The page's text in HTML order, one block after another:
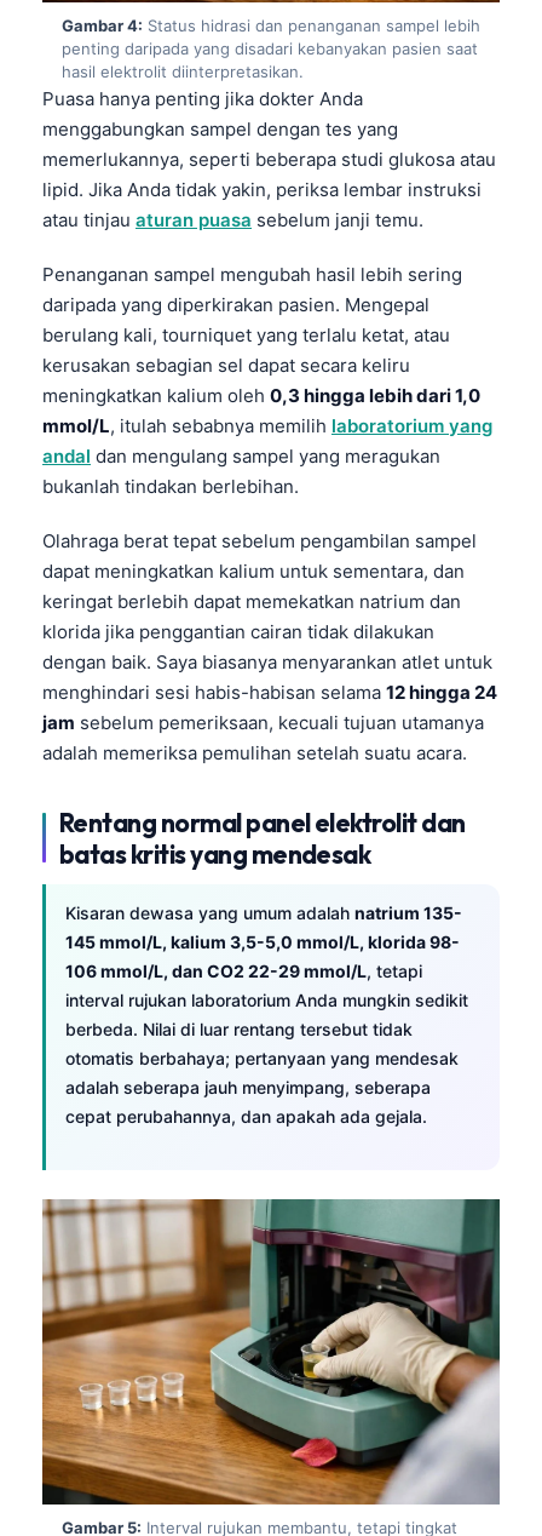
Gambar 4: Status hidrasi dan penanganan sampel lebih
penting daripada yang disadari kebanyakan pasien saat
hasil elektrolit diinterpretasikan.
Puasa hanya penting jika dokter Anda
menggabungkan sampel dengan tes yang
memerlukannya, seperti beberapa studi glukosa atau
lipid. Jika Anda tidak yakin, periksa lembar instruksi
atau tinjau aturan puasa sebelum janji temu.
Penanganan sampel mengubah hasil lebih sering
daripada yang diperkirakan pasien. Mengepal
berulang kali, tourniquet yang terlalu ketat, atau
kerusakan sebagian sel dapat secara keliru
meningkatkan kalium oleh 0,3 hingga lebih dari 1,0
mmol/L, itulah sebabnya memilih laboratorium yang
andal dan mengulang sampel yang meragukan
bukanlah tindakan berlebihan.
Olahraga berat tepat sebelum pengambilan sampel
dapat meningkatkan kalium untuk sementara, dan
keringat berlebih dapat memekatkan natrium dan
klorida jika penggantian cairan tidak dilakukan
dengan baik. Saya biasanya menyarankan atlet untuk
menghindari sesi habis-habisan selama 12 hingga 24
jam sebelum pemeriksaan, kecuali tujuan utamanya
adalah memeriksa pemulihan setelah suatu acara.
Rentang normal panel elektrolit dan
batas kritis yang mendesak
Kisaran dewasa yang umum adalah natrium 135-
145 mmol/L, kalium 3,5-5,0 mmol/L, klorida 98-
106 mmol/L, dan CO2 22-29 mmol/L, tetapi
interval rujukan laboratorium Anda mungkin sedikit
berbeda. Nilai di luar rentang tersebut tidak
otomatis berbahaya; pertanyaan yang mendesak
adalah seberapa jauh menyimpang, seberapa
cepat perubahannya, dan apakah ada gejala.
Gambar 5: Interval rujukan membantu, tetapi tingkat